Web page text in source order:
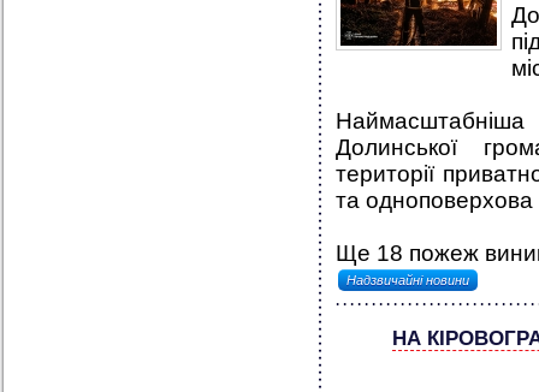
Долинської
території
та
Ще 18 пожеж
Надзвичайні новини
НА